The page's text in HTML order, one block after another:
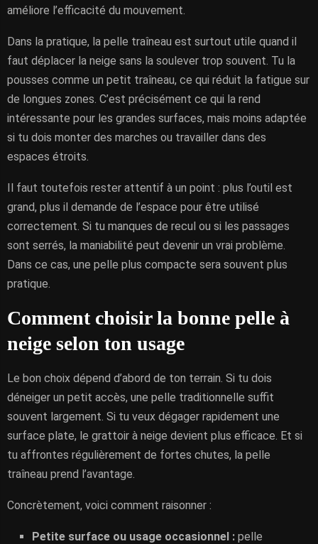
améliore l’efficacité du mouvement.
Dans la pratique, la pelle traîneau est surtout utile quand il
faut déplacer la neige sans la soulever trop souvent. Tu la
pousses comme un petit traîneau, ce qui réduit la fatigue sur
de longues zones. C’est précisément ce qui la rend
intéressante pour les grandes surfaces, mais moins adaptée
si tu dois monter des marches ou travailler dans des
espaces étroits.
Il faut toutefois rester attentif à un point : plus l’outil est
grand, plus il demande de l’espace pour être utilisé
correctement. Si tu manques de recul ou si les passages
sont serrés, la maniabilité peut devenir un vrai problème.
Dans ce cas, une pelle plus compacte sera souvent plus
pratique.
Comment choisir la bonne pelle à
neige selon ton usage
Le bon choix dépend d’abord de ton terrain. Si tu dois
déneiger un petit accès, une pelle traditionnelle suffit
souvent largement. Si tu veux dégager rapidement une
surface plate, le grattoir à neige devient plus efficace. Et si
tu affrontes régulièrement de fortes chutes, la pelle
traîneau prend l’avantage.
Concrètement, voici comment raisonner :
Petite surface ou usage occasionnel : pelle